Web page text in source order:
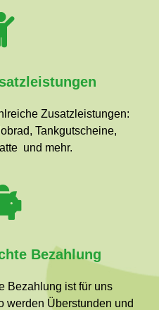
Zusatzleistungen:
Tankgutscheine,
und mehr.
Bezahlung
Bezahlung ist für uns
werden Überstunden und